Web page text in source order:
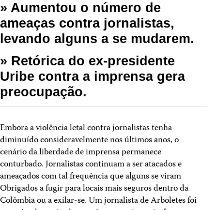
» Aumentou o número de
ameaças contra jornalistas,
levando alguns a se mudarem.
» Retórica do ex-presidente
Uribe contra a imprensa gera
preocupação.
Embora a violência letal contra jornalistas tenha
diminuído consideravelmente nos últimos anos, o
cenário da liberdade de imprensa permanece
conturbado. Jornalistas continuam a ser atacados e
ameaçados com tal frequência que alguns se viram
Obrigados a fugir para locais mais seguros dentro da
Colômbia ou a exilar-se. Um jornalista de Arboletes foi